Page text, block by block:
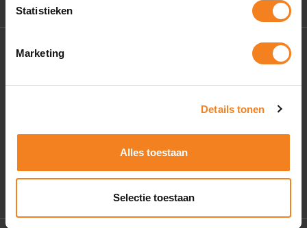
Statistieken
Marketing
Details tonen
Alles toestaan
Selectie toestaan
Contact Us
Socials